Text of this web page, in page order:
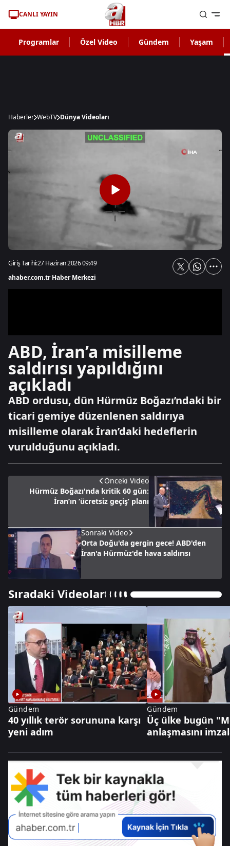
CANLI YAYIN
Programlar Özel Video Gündem Yaşam
Haberler WebTV Dünya Videoları
Giriş Tarihi:27 Haziran 2026 09:49
ahaber.com.tr Haber Merkezi
ABD, İran’a misilleme
saldırısı yapıldığını
açıkladı
ABD ordusu, dün Hürmüz Boğazı’ndaki bir
ticari gemiye düzenlenen saldırıya
misilleme olarak İran’daki hedeflerin
vurulduğunu açıkladı.
Önceki Video
Hürmüz Boğazı'nda kritik 60 gün:
İran’ın ‘ücretsiz geçiş’ planı
Sonraki Video
Orta Doğu'da gergin gece! ABD'den
İran'a Hürmüz'de hava saldırısı
Sıradaki Videolar
Gündem
40 yıllık terör sorununa karşı
yeni adım
Gündem
Üç ülke bugün
anlaşmasını